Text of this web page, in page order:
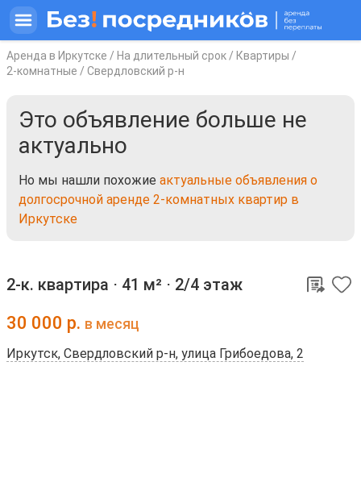
Аренда в Иркутске / На длительный срок / Квартиры /
2-комнатные / Свердловский р-н
Это объявление больше не
актуально
Но мы нашли похожие актуальные объявления о
долгосрочной аренде 2-комнатных квартир в
Иркутске
2-к. квартира ⋅ 41 м² ⋅ 2/4 этаж
30 000 р. в месяц
Иркутск, Свердловский р-н, улица Грибоедова, 2